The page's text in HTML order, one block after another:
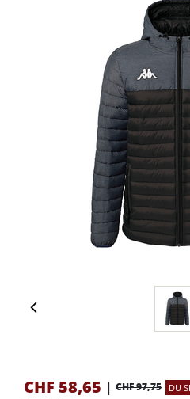
CHF 58,65 | CHF 97,75 DU